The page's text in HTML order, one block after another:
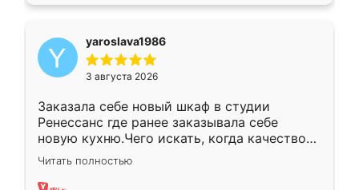
yaroslava1986
3 августа 2026
Заказала себе новый шкаф в студии
Ренессанс где ранее заказывала себе
новую кухню.Чего искать, когда качеством
вполне довольна. Служит кухня уже почти
два года, нареканий нет.
Читать полностью